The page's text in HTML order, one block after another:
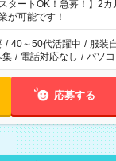
残業はしたくない」 な
のお仕事の勤務時間。
きません。
スタートOK！急募！】2
が可能です！
/ 40～50代活躍中 / 服装
集 / 電話対応なし / パソ
応募する